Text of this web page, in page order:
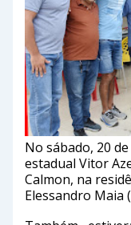
No sábado, 20
estadual Vitor
Calmon, na
Elessandro Maia